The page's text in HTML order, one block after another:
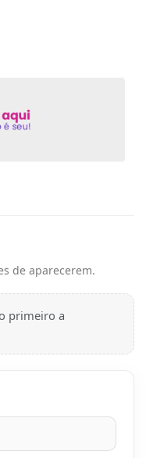
de aparecerem.
primeiro a